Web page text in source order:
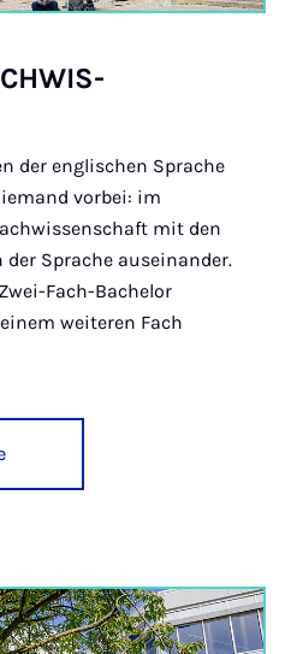
der englischen Sprache
vorbei: im
mit den
Sprache auseinander.
Fach-Bachelor
weiteren Fach